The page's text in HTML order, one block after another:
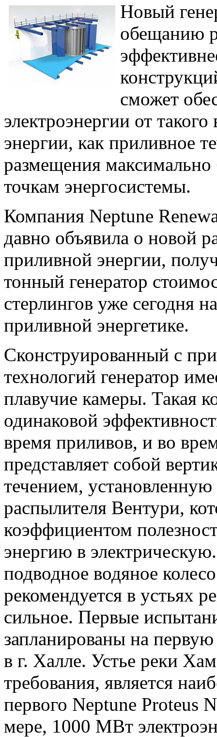
Новый
обещанию
сможет
электроэнергии от
энергии, как приливное
размещения максимально
точкам энергосистемы.
Компания Neptune
давно объявила о новой
приливной энергии,
тонный генератор
стерлингов уже сегодня
приливной энергетике.
Сконструированный с
технологий генератор
плавучие камеры. Такая
одинаковой
время приливов, и во
представляет собой
течением,
распылителя Вентури,
коэффициентом
энергию в
подводное водяное
рекомендуется в устьях
сильное. Первые
запланированы на
в г. Халле. Устье реки
требования, является
первого Neptune Proteus
мере, 1000 МВт